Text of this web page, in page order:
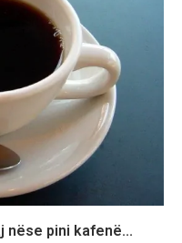
nëse pini kafenë...